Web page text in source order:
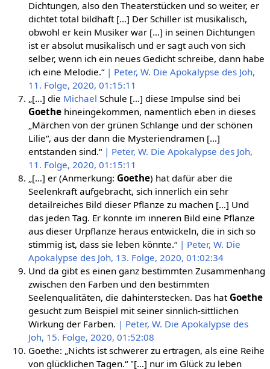
Dichtungen, also den Theaterstücken und so weiter, er
dichtet total bildhaft […] Der Schiller ist musikalisch,
obwohl er kein Musiker war […] in seinen Dichtungen
ist er absolut musikalisch und er sagt auch von sich
selber, wenn ich ein neues Gedicht schreibe, dann habe
ich eine Melodie.“ | Peter, W. Die Apokalypse des Joh,
11. Folge, 2020, 01:15:11
„[…] die Michael Schule […] diese Impulse sind bei
Goethehineingekommen, namentlich eben in dieses
„Märchen von der grünen Schlange und der schönen
Lilie“, aus der dann die Mysteriendramen […]
entstanden sind.“ | Peter, W. Die Apokalypse des Joh,
11. Folge, 2020, 01:15:11
„[…] er (Anmerkung: Goethe) hat dafür aber die
Seelenkraft aufgebracht, sich innerlich ein sehr
detailreiches Bild dieser Pflanze zu machen […] Und
das jeden Tag. Er konnte im inneren Bild eine Pflanze
aus dieser Urpflanze heraus entwickeln, die in sich so
stimmig ist, dass sie leben könnte.“ | Peter, W. Die
Apokalypse des Joh, 13. Folge, 2020, 01:02:34
Und da gibt es einen ganz bestimmten Zusammenhang
zwischen den Farben und den bestimmten
Seelenqualitäten, die dahinterstecken. Das hatGoethe
gesucht zum Beispiel mit seiner sinnlich-sittlichen
Wirkung der Farben. | Peter, W. Die Apokalypse des
Joh, 15. Folge, 2020, 01:52:08
Goethe: „Nichts ist schwerer zu ertragen, als eine Reihe
von glücklichen Tagen.“ "[…] nur im Glück zu leben